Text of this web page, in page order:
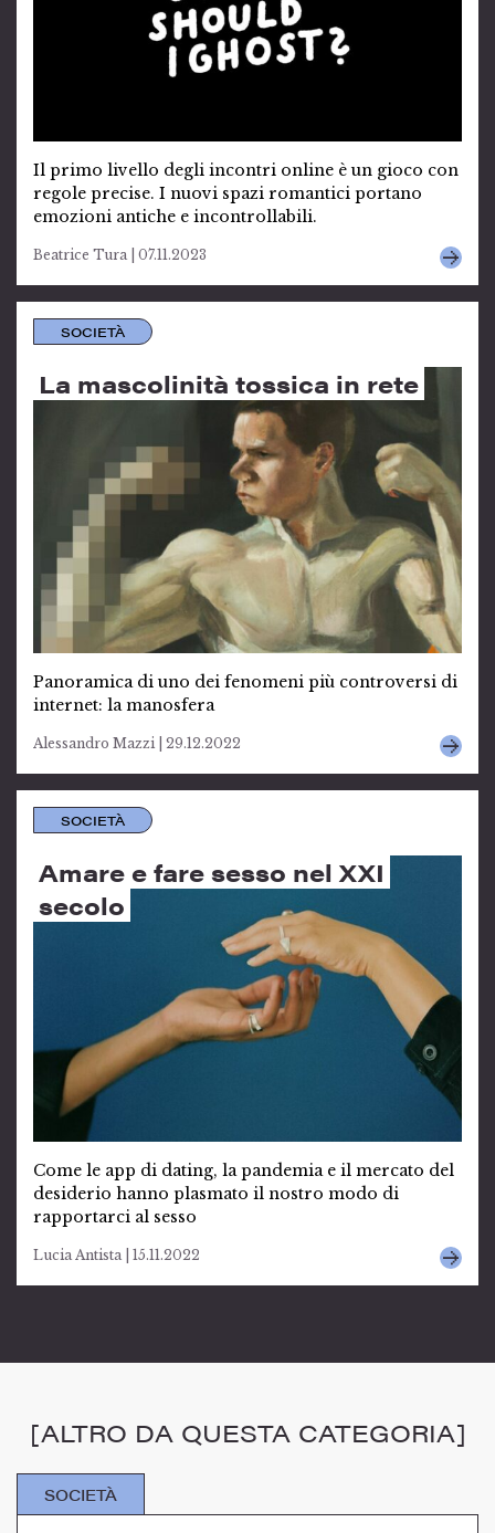
Il primo livello degli incontri online è un gioco con
regole precise. I nuovi spazi romantici portano
emozioni antiche e incontrollabili.
Beatrice Tura | 07.11.2023
SOCIETÀ
La mascolinità tossica in rete
Panoramica di uno dei fenomeni più controversi di
internet: la manosfera
Alessandro Mazzi | 29.12.2022
SOCIETÀ
Amare e fare sesso nel XXI
secolo
Come le app di dating, la pandemia e il mercato del
desiderio hanno plasmato il nostro modo di
rapportarci al sesso
Lucia Antista | 15.11.2022
[ALTRO DA QUESTA CATEGORIA]
SOCIETÀ